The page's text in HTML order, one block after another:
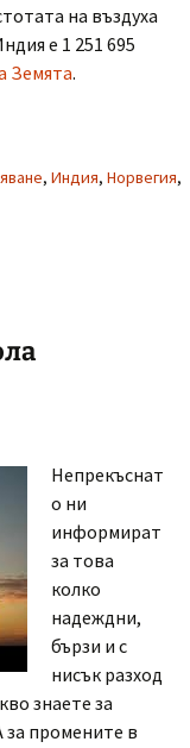
на въздуха
е 1 251 695
Земята.
, Индия, Норвегия,
Непрекъснат
о ни
информират
за това
колко
надеждни,
бързи и с
нисък разход
знаете за
за промените в